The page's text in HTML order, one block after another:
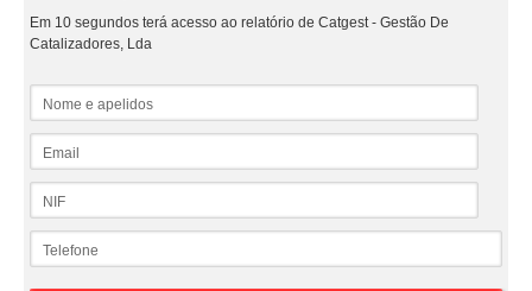
Em 10 segundos terá acesso ao relatório de Catgest - Gestão De
Catalizadores, Lda